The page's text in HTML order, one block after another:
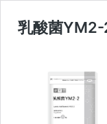
乳酸菌YM2-